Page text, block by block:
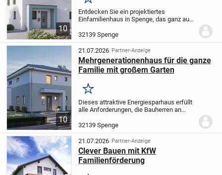
10
Entdecken Sie ein projektiertes
Einfamilienhaus in Spenge, das ganz auf
zugeschnitten wird. Auf einer Ebene
verteilen sich großzügige 118,90 m²
Wohnfläche in einem 489 m²...
32139 Spenge
10
21.07.2026 Partner-Anzeige
Mehrgenerationenhaus für die ganze
Familie mit großem Garten
Merken
Dieses attraktive Energiesparhaus erfüllt
alle Anforderungen, die Bauherren an
Wärmeschutztechnik stellen.
des Hauses ist eine optimale...
32139 Spenge
21.07.2026 Partner-Anzeige
Clever Bauen mit KfW
Familienförderung